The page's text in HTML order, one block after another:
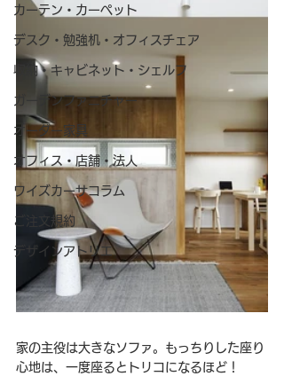
カーテン・カーペット
デスク・勉強机・オフィスチェア
収納・キャビネット・シェルフ
ガーデンファニチャー
オーダー家具
オフィス・店舗・法人
ワイズカーサコラム
ご注文規約
デザインアトリエ
家の主役は大きなソファ。もっちりした座り
心地は、一度座るとトリコになるほど！